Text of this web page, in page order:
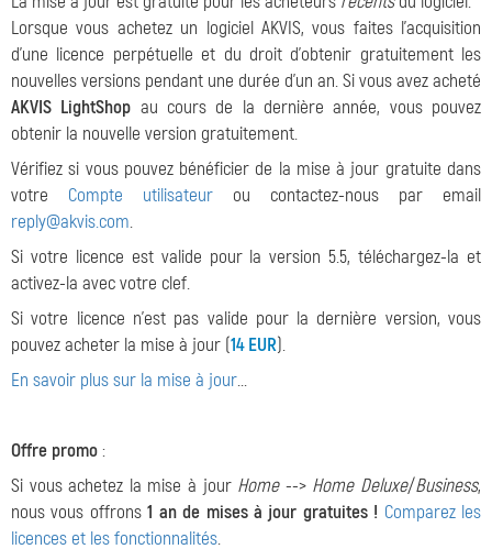
Lorsque vous achetez un logiciel AKVIS, vous faites l'acquisition
d'une licence perpétuelle et du droit d'obtenir gratuitement les
nouvelles versions pendant une durée d'un an. Si vous avez acheté
AKVIS LightShop au cours de la dernière année, vous pouvez
obtenir la nouvelle version gratuitement.
Vérifiez si vous pouvez bénéficier de la mise à jour gratuite dans
votre Compte utilisateur ou contactez-nous par email
reply@akvis.com.
Si votre licence est valide pour la version 5.5, téléchargez-la et
activez-la avec votre clef.
Si votre licence n'est pas valide pour la dernière version, vous
pouvez acheter la mise à jour (14 EUR).
En savoir plus sur la mise à jour...
Offre promo:
Si vous achetez la mise à jour Home--> Home Deluxe/Business,
nous vous offrons1 an de mises à jour gratuites ! Comparez les
licences et les fonctionnalités.